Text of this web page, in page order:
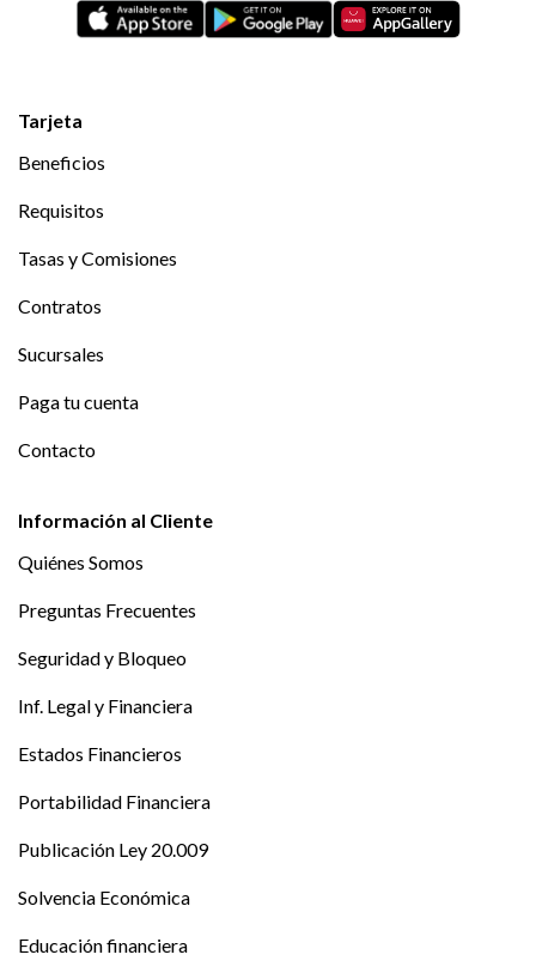
Tarjeta
Beneficios
Requisitos
Tasas y Comisiones
Contratos
Sucursales
Paga tu cuenta
Contacto
Información al Cliente
Quiénes Somos
Preguntas Frecuentes
Seguridad y Bloqueo
Inf. Legal y Financiera
Estados Financieros
Portabilidad Financiera
Publicación Ley 20.009
Solvencia Económica
Educación financiera